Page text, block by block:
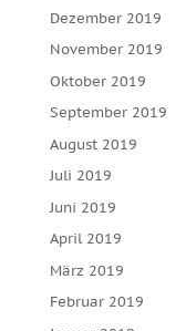
Dezember 2019
November 2019
Oktober 2019
September 2019
August 2019
Juli 2019
Juni 2019
April 2019
März 2019
Februar 2019